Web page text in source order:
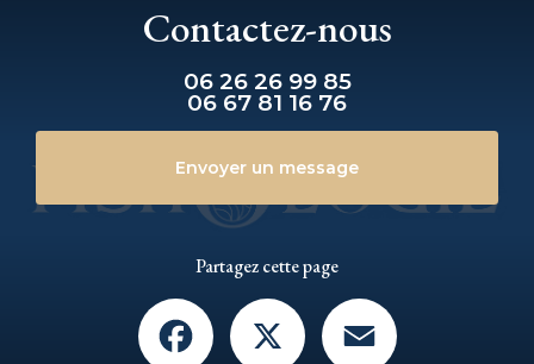
Contactez-nous
06 26 26 99 85
06 67 81 16 76
Envoyer un message
Partagez cette page
Facebook